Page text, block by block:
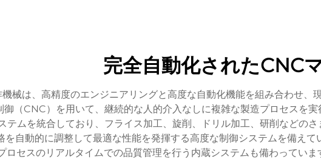
完全自動化されたCNC
械は、高精度のエンジニアリングと高度な自動化機能を組み合わせ、
御（CNC）を用いて、継続的な人的介入なしに複雑な製造プロセスを
テムを統合しており、フライス加工、旋削、ドリル加工、研削などの
を自動的に調整して最適な性能を発揮する高度な制御システムを備え
ロセスのリアルタイムでの品質管理を行う内蔵システムも備わってい